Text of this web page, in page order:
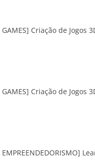
GAMES] Criação de Jogos
GAMES] Criação de Jogos
EMPREENDEDORISMO]